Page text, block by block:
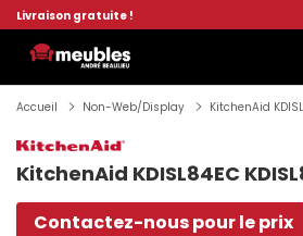
Livraison gratuite !
Accueil Non-Web/Display KitchenAid
KitchenAid KDISL84EC
Contactez-nous pour le prix